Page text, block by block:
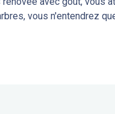
vous n'entendrez